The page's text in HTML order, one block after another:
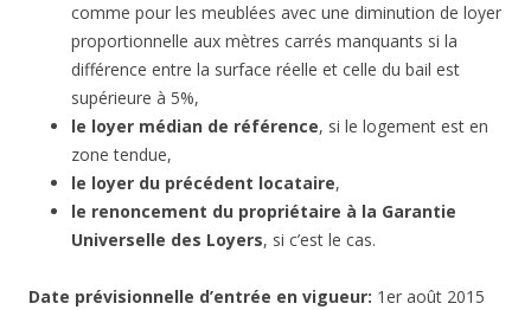
comme pour les meublées avec une diminution de loyer
proportionnelle aux mètres carrés manquants si la
différence entre la surface réelle et celle du bail est
supérieure à 5%,
le loyer médian de référence, si le logement est en
zone tendue,
le loyer du précédent locataire,
le renoncement du propriétaire à la Garantie
Universelle des Loyers, si c’est le cas.
Date prévisionnelle d’entrée en vigueur: 1er août 2015